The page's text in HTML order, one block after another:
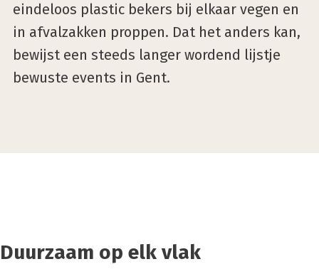
eindeloos plastic bekers bij elkaar vegen en
in afvalzakken proppen. Dat het anders kan,
bewijst een steeds langer wordend lijstje
bewuste events in Gent.
Duurzaam op elk vlak